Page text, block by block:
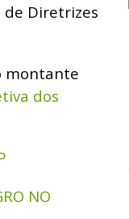
de Diretrizes
montante
dos
NO